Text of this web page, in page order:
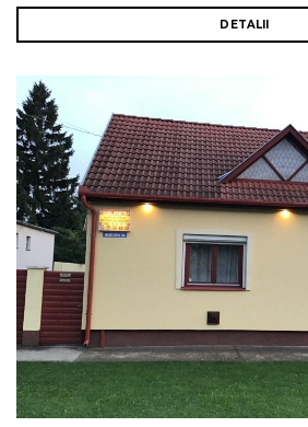
DETALII